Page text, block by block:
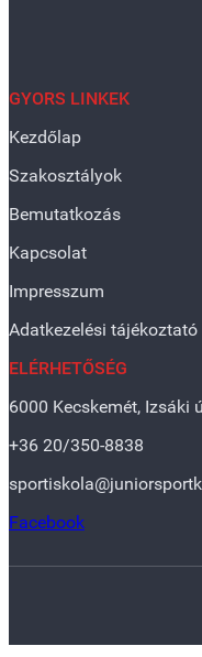
GYORS LINKEK
Kezdőlap
Szakosztályok
Bemutatkozás
Kapcsolat
Impresszum
Adatkezelési tájékoztató
ELÉRHETŐSÉG
6000 Kecskemét, Izsáki
+36 20/350-8838
Facebook